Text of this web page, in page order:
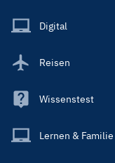
Main
Digital
Reisen
Wissenstest
Lernen & Familie